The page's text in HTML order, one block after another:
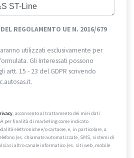
REGOLAMENTO UE N. 2016/679
utilizzati esclusivamente per
Gli Interessati possono
artt. 15 - 23 del GDPR scrivendo
, acconsento al trattamento dei miei dati
per finalità di marketing come indicato
elettroniche e/o cartacee, e, in particolare, a
(es. chiamate automatizzate, SMS, sistemi di
altro canale informatico (es. siti web, mobile